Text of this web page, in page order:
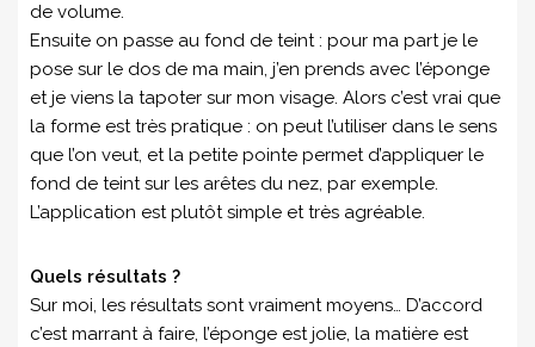
de volume.
Ensuite on passe au fond de teint : pour ma part je le
pose sur le dos de ma main, j’en prends avec l’éponge
et je viens la tapoter sur mon visage. Alors c’est vrai que
la forme est très pratique : on peut l’utiliser dans le sens
que l’on veut, et la petite pointe permet d’appliquer le
fond de teint sur les arêtes du nez, par exemple.
L’application est plutôt simple et très agréable.
Quels résultats ?
Sur moi, les résultats sont vraiment moyens… D’accord
c’est marrant à faire, l’éponge est jolie, la matière est